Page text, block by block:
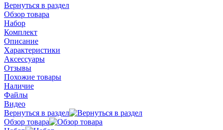
Вернуться в раздел
Обзор товара
Набор
Комплект
Описание
Характеристики
Аксессуары
Отзывы
Похожие товары
Наличие
Файлы
Видео
Вернуться в раздел
Обзор товара